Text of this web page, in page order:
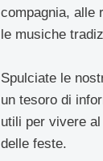
compagnia, alle
le musiche
Spulciate le
un tesoro di
utili per vivere
delle feste.